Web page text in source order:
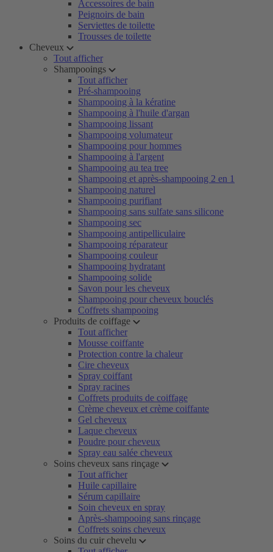
Accessoires de bain
Peignoirs de bain
Serviettes de toilette
Trousses de toilette
Cheveux
Tout afficher
Shampooings
Tout afficher
Pré-shampooing
Shampooing à la kératine
Shampooing à l'huile d'argan
Shampooing lissant
Shampooing volumateur
Shampooing pour hommes
Shampooing à l'argent
Shampooing au tea tree
Shampooing et après-shampooing 2 en 1
Shampooing naturel
Shampooing purifiant
Shampooing sans sulfate sans silicone
Shampooing sec
Shampooing antipelliculaire
Shampooing réparateur
Shampooing couleur
Shampooing hydratant
Shampooing solide
Savon pour les cheveux
Shampooing pour cheveux bouclés
Coffrets shampooing
Produits de coiffage
Tout afficher
Mousse coiffante
Protection contre la chaleur
Cire cheveux
Spray coiffant
Spray racines
Coffrets produits de coiffage
Crème cheveux et crème coiffante
Gel cheveux
Laque cheveux
Poudre pour cheveux
Spray eau salée cheveux
Soins cheveux sans rinçage
Tout afficher
Huile capillaire
Sérum capillaire
Soin cheveux en spray
Après-shampooing sans rinçage
Coffrets soins cheveux
Soins du cuir chevelu